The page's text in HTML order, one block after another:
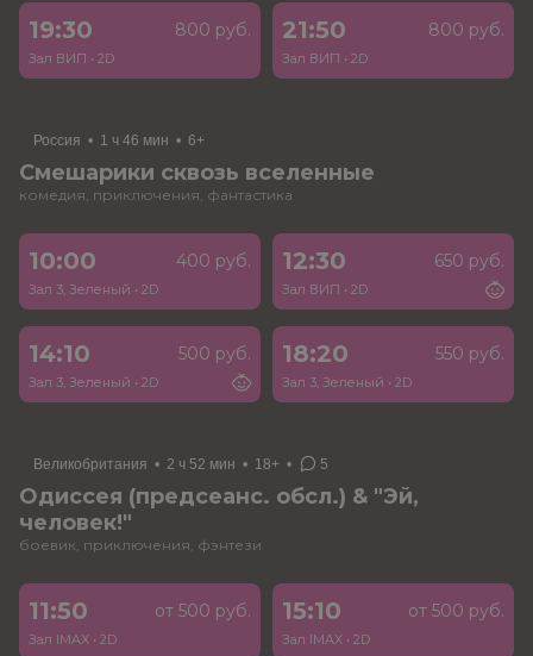
19:30 800 руб.
Зал ВИП • 2D
21:50 800 руб.
Зал ВИП • 2D
Россия • 1 ч 46 мин • 6+
Смешарики сквозь вселенные
комедия, приключения, фантастика
10:00 400 руб.
Зал 3, Зеленый • 2D
12:30 650 руб.
Зал ВИП • 2D
14:10 500 руб.
Зал 3, Зеленый • 2D
18:20 550 руб.
Зал 3, Зеленый • 2D
Великобритания • 2 ч 52 мин • 18+ • 5
Одиссея (предсеанс. обсл.) & "Эй,
человек!"
боевик, приключения, фэнтези
11:50 от 500 руб.
Зал IMAX • 2D
15:10 от 500 руб.
Зал IMAX • 2D